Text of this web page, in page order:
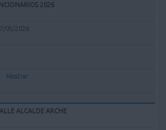
2026
05/2026
Mostrar
ALCALDE ARCHE